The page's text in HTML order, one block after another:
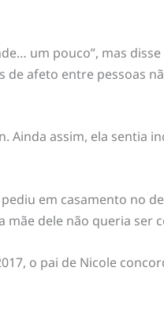
um pouco”, mas
afeto entre pessoas
Ainda assim, ela sentia
em casamento no
dele não queria ser
o pai de Nicole